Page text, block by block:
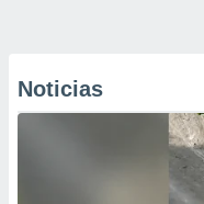
Noticias